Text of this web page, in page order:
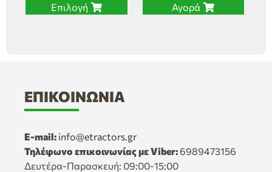
Επιλογή
Αγορά
ΕΠΙΚΟΙΝΩΝΊΑ
E-mail: info@etractors.gr
Τηλέφωνο επικοινωνίας με Viber: 6989473156
Δευτέρα-Παρασκευή: 09:00-15:00